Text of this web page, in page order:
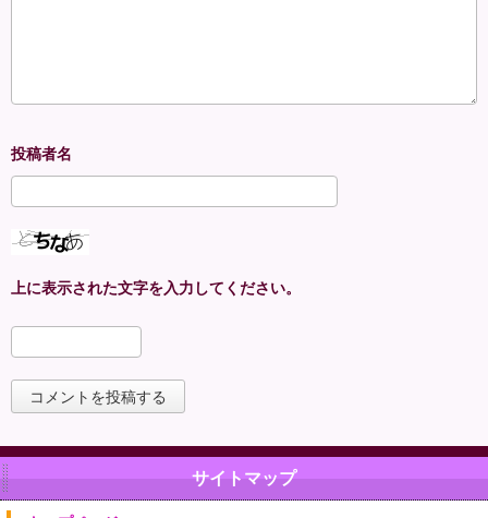
上に表示された文字を入力してください。
サイトマップ